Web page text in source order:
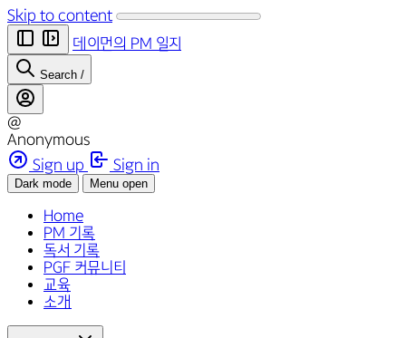
Skip to content
데이먼의 PM 일지
Search /
@
Anonymous
Sign up
Sign in
Dark mode Menu open
Home
PM 기록
독서 기록
PGF 커뮤니티
교육
소개